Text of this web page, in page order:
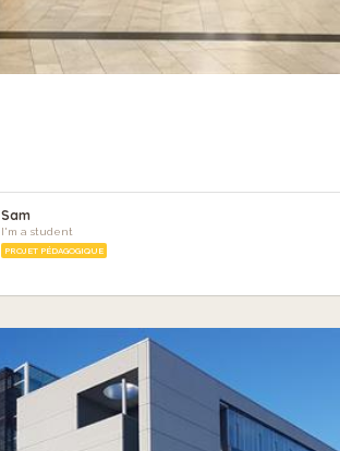
Sam
I'm a student
PROJET PÉDAGOGIQUE